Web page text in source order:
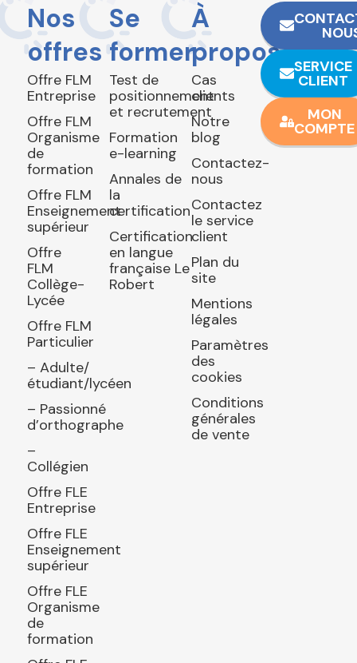
Nos
offres
Offre FLM
Entreprise
Offre FLM
Organisme
de
formation
Offre FLM
Enseignement
supérieur
Offre
FLM
Collège-
Lycée
Offre FLM
Particulier
– Adulte/
étudiant/lycéen
– Passionné
d’orthographe
–
Collégien
Offre FLE
Entreprise
Offre FLE
Enseignement
supérieur
Offre FLE
Organisme
de
formation
Se
former
Test de
positionnement
et recrutement
Formation
e-learning
Annales de
la
certification
Certification
en langue
française Le
Robert
À
propos
Cas
clients
Notre
blog
Contactez-
nous
Contactez
le service
client
Plan du
site
Mentions
légales
Paramètres
des
cookies
Conditions
générales
de vente
SERVICE
CLIENT
MON
COMPTE